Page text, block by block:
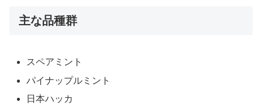
主な品種群
スペアミント
パイナップルミント
日本ハッカ